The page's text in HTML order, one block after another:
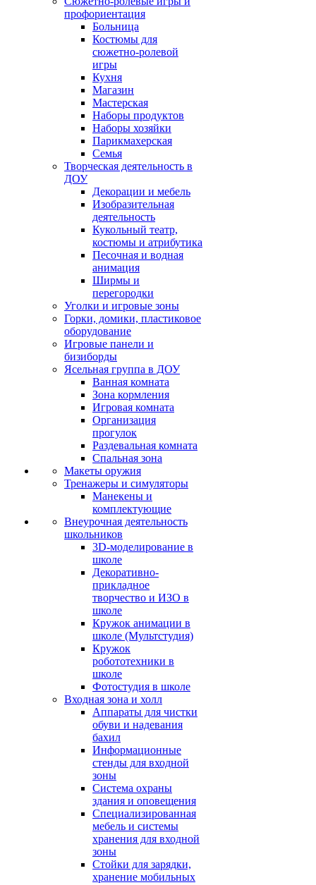
профориентация
Больница
Костюмы для
сюжетно-ролевой
игры
Кухня
Магазин
Мастерская
Наборы продуктов
Наборы хозяйки
Парикмахерская
Семья
Творческая деятельность в
ДОУ
Декорации и мебель
Изобразительная
деятельность
Кукольный театр,
костюмы и атрибутика
Песочная и водная
анимация
Ширмы и
перегородки
Уголки и игровые зоны
Горки, домики, пластиковое
оборудование
Игровые панели и
бизиборды
Ясельная группа в ДОУ
Ванная комната
Зона кормления
Игровая комната
Организация
прогулок
Раздевальная комната
Спальная зона
Макеты оружия
Тренажеры и симуляторы
Манекены и
комплектующие
Внеурочная деятельность
школьников
3D-моделирование в
школе
Декоративно-
прикладное
творчество и ИЗО в
школе
Кружок анимации в
школе (Мультстудия)
Кружок
робототехники в
школе
Фотостудия в школе
Входная зона и холл
Аппараты для чистки
обуви и надевания
бахил
Информационные
стенды для входной
зоны
Система охраны
здания и оповещения
Специализированная
мебель и системы
хранения для входной
зоны
Стойки для зарядки,
хранение мобильных